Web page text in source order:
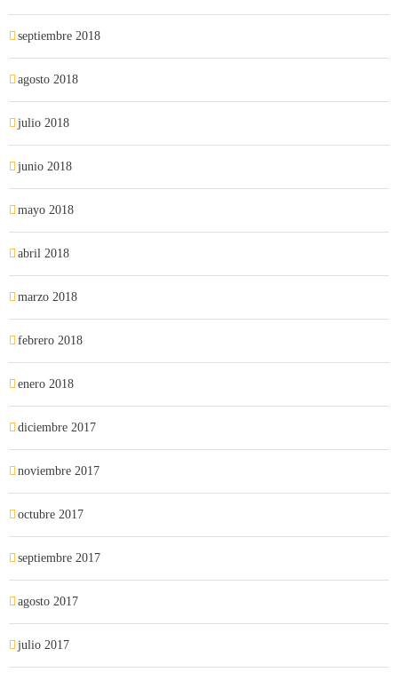
septiembre 2018
agosto 2018
julio 2018
junio 2018
mayo 2018
abril 2018
marzo 2018
febrero 2018
enero 2018
diciembre 2017
noviembre 2017
octubre 2017
septiembre 2017
agosto 2017
julio 2017